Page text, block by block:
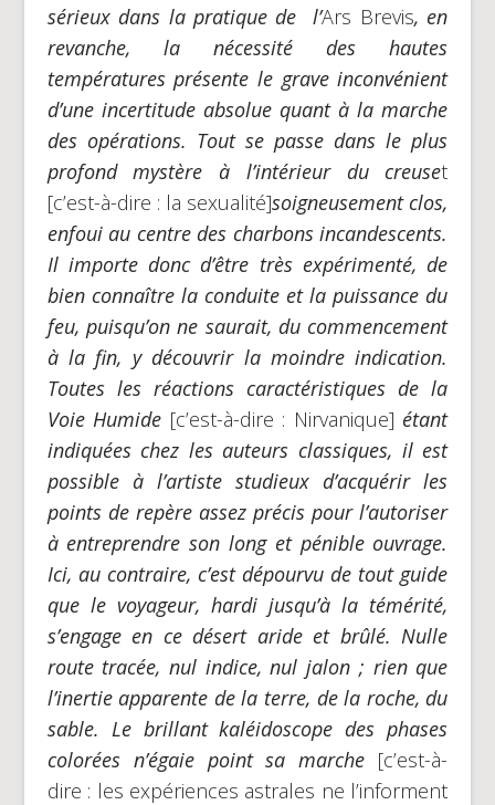
sérieux dans la pratique de l’Ars Brevis, en
revanche, la nécessité des hautes
températures présente le grave inconvénient
d’une incertitude absolue quant à la marche
des opérations. Tout se passe dans le plus
profond mystère à l’intérieur du creuset
[c’est-à-dire : la sexualité]soigneusement clos,
enfoui au centre des charbons incandescents.
Il importe donc d’être très expérimenté, de
bien connaître la conduite et la puissance du
feu, puisqu’on ne saurait, du commencement
à la fin, y découvrir la moindre indication.
Toutes les réactions caractéristiques de la
Voie Humide [c’est-à-dire : Nirvanique] étant
indiquées chez les auteurs classiques, il est
possible à l’artiste studieux d’acquérir les
points de repère assez précis pour l’autoriser
à entreprendre son long et pénible ouvrage.
Ici, au contraire, c’est dépourvu de tout guide
que le voyageur, hardi jusqu’à la témérité,
s’engage en ce désert aride et brûlé. Nulle
route tracée, nul indice, nul jalon ; rien que
l’inertie apparente de la terre, de la roche, du
sable. Le brillant kaléidoscope des phases
colorées n’égaie point sa marche [c’est-à-
dire : les expériences astrales ne l’informent